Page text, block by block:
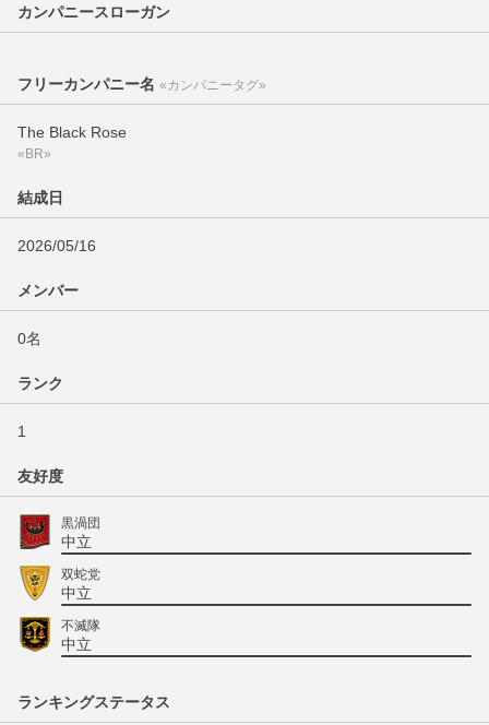
カンパニースローガン
フリーカンパニー名 «カンパニータグ»
The Black Rose
«BR»
結成日
2026/05/16
メンバー
0名
ランク
1
友好度
黒渦団
中立
双蛇党
中立
不滅隊
中立
ランキングステータス